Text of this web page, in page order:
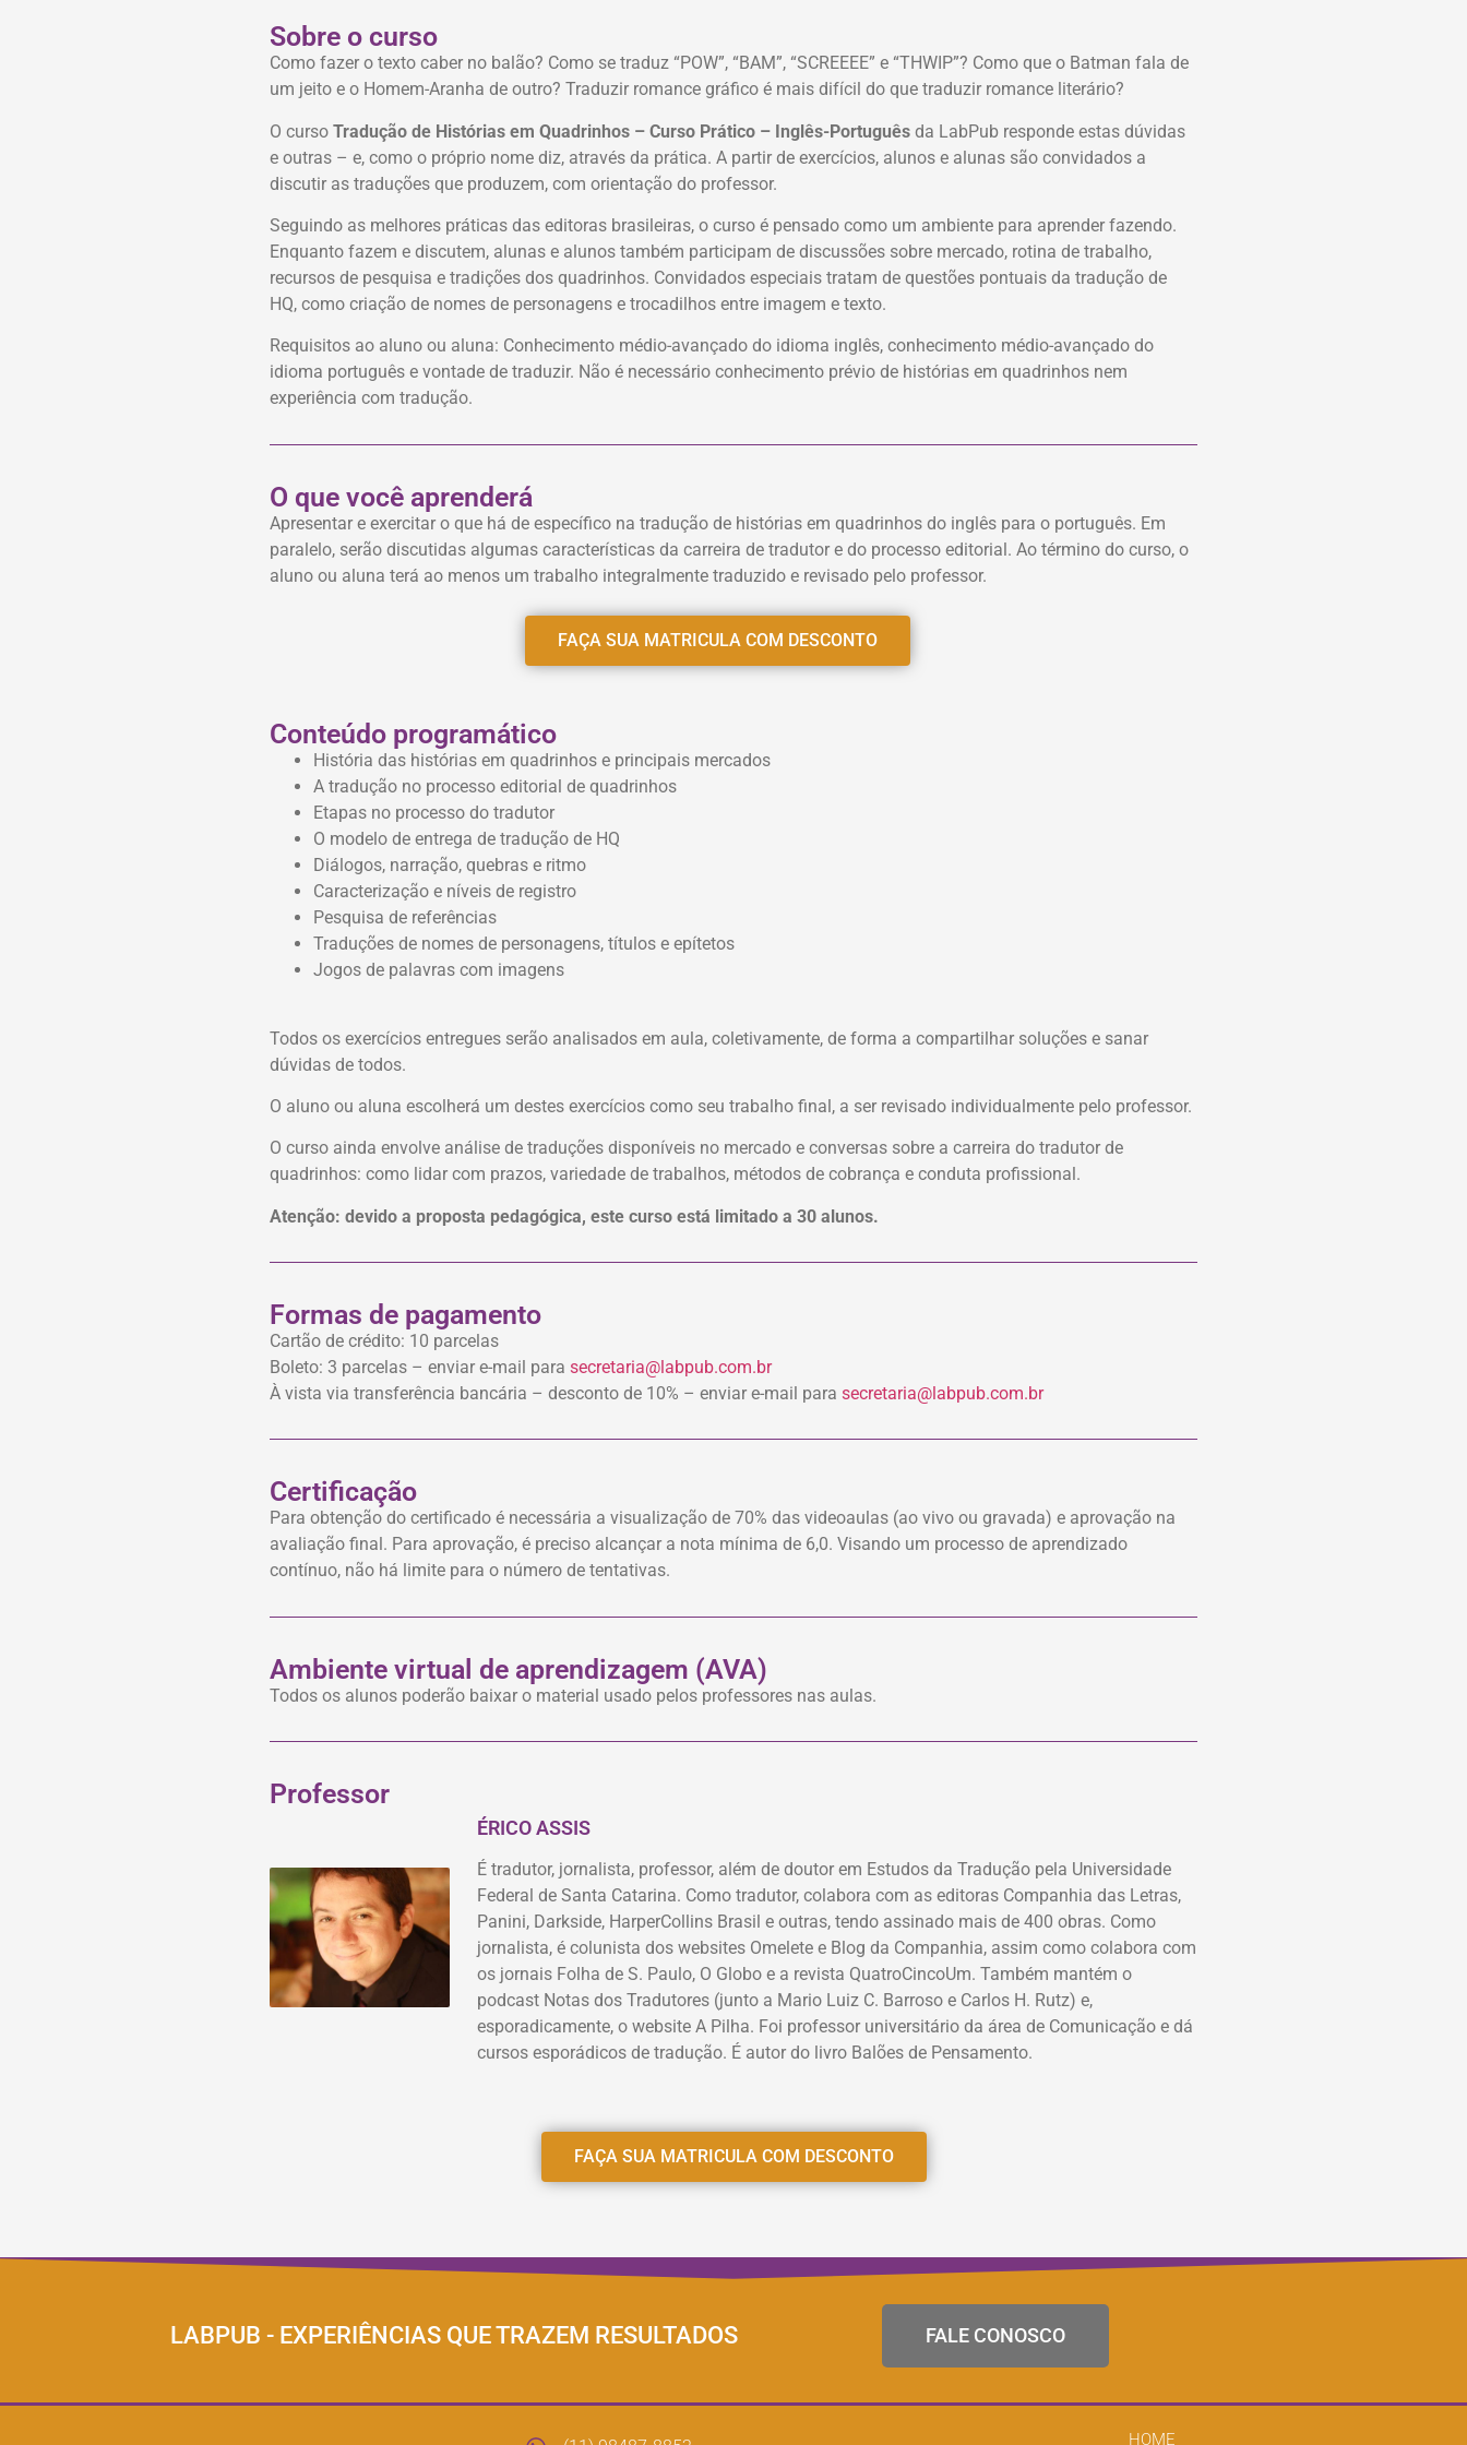
Sobre o curso
Como fazer o texto caber no balão? Como se traduz “POW”, “BAM”, “SCREEEE” e “THWIP”? Como que o Batman fala de
um jeito e o Homem-Aranha de outro? Traduzir romance gráfico é mais difícil do que traduzir romance literário?
O curso Tradução de Histórias em Quadrinhos – Curso Prático – Inglês-Português da LabPub responde estas dúvidas
e outras – e, como o próprio nome diz, através da prática. A partir de exercícios, alunos e alunas são convidados a
discutir as traduções que produzem, com orientação do professor.
Seguindo as melhores práticas das editoras brasileiras, o curso é pensado como um ambiente para aprender fazendo.
Enquanto fazem e discutem, alunas e alunos também participam de discussões sobre mercado, rotina de trabalho,
recursos de pesquisa e tradições dos quadrinhos. Convidados especiais tratam de questões pontuais da tradução de
HQ, como criação de nomes de personagens e trocadilhos entre imagem e texto.
Requisitos ao aluno ou aluna: Conhecimento médio-avançado do idioma inglês, conhecimento médio-avançado do
idioma português e vontade de traduzir. Não é necessário conhecimento prévio de histórias em quadrinhos nem
experiência com tradução.
O que você aprenderá
Apresentar e exercitar o que há de específico na tradução de histórias em quadrinhos do inglês para o português. Em
paralelo, serão discutidas algumas características da carreira de tradutor e do processo editorial. Ao término do curso, o
aluno ou aluna terá ao menos um trabalho integralmente traduzido e revisado pelo professor.
FAÇA SUA MATRICULA COM DESCONTO
Conteúdo programático
História das histórias em quadrinhos e principais mercados
A tradução no processo editorial de quadrinhos
Etapas no processo do tradutor
O modelo de entrega de tradução de HQ
Diálogos, narração, quebras e ritmo
Caracterização e níveis de registro
Pesquisa de referências
Traduções de nomes de personagens, títulos e epítetos
Jogos de palavras com imagens
Todos os exercícios entregues serão analisados em aula, coletivamente, de forma a compartilhar soluções e sanar
dúvidas de todos.
O aluno ou aluna escolherá um destes exercícios como seu trabalho final, a ser revisado individualmente pelo professor.
O curso ainda envolve análise de traduções disponíveis no mercado e conversas sobre a carreira do tradutor de
quadrinhos: como lidar com prazos, variedade de trabalhos, métodos de cobrança e conduta profissional.
Atenção: devido a proposta pedagógica, este curso está limitado a 30 alunos.
Formas de pagamento
Cartão de crédito: 10 parcelas
Boleto: 3 parcelas – enviar e-mail para secretaria@labpub.com.br
À vista via transferência bancária – desconto de 10% – enviar e-mail para secretaria@labpub.com.br
Certificação
Para obtenção do certificado é necessária a visualização de 70% das videoaulas (ao vivo ou gravada) e aprovação na
avaliação final. Para aprovação, é preciso alcançar a nota mínima de 6,0. Visando um processo de aprendizado
contínuo, não há limite para o número de tentativas.
Ambiente virtual de aprendizagem (AVA)
Todos os alunos poderão baixar o material usado pelos professores nas aulas.
Professor
ÉRICO ASSIS
É tradutor, jornalista, professor, além de doutor em Estudos da Tradução pela Universidade
Federal de Santa Catarina. Como tradutor, colabora com as editoras Companhia das Letras,
Panini, Darkside, HarperCollins Brasil e outras, tendo assinado mais de 400 obras. Como
jornalista, é colunista dos websites Omelete e Blog da Companhia, assim como colabora com
os jornais Folha de S. Paulo, O Globo e a revista QuatroCincoUm. Também mantém o
podcast Notas dos Tradutores (junto a Mario Luiz C. Barroso e Carlos H. Rutz) e,
esporadicamente, o website A Pilha. Foi professor universitário da área de Comunicação e dá
cursos esporádicos de tradução. É autor do livro Balões de Pensamento.
FAÇA SUA MATRICULA COM DESCONTO
LABPUB - EXPERIÊNCIAS QUE TRAZEM RESULTADOS FALE CONOSCO
HOME